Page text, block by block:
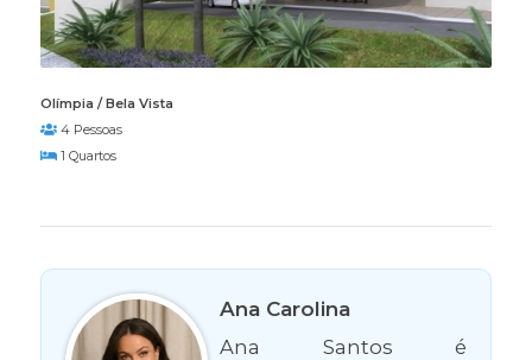
Olímpia / Bela Vista
4 Pessoas
1 Quartos
Ana Carolina
Ana Santos é